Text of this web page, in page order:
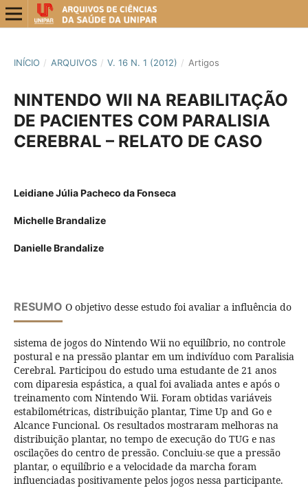
INÍCIO / ARQUIVOS / V. 16 N. 1 (2012) / Artigos
NINTENDO WII NA REABILITAÇÃO
DE PACIENTES COM PARALISIA
CEREBRAL – RELATO DE CASO
Leidiane Júlia Pacheco da Fonseca
Michelle Brandalize
Danielle Brandalize
RESUMO O objetivo desse estudo foi avaliar a influência do
sistema de jogos do Nintendo Wii no equilíbrio, no controle
postural e na pressão plantar em um indivíduo com Paralisia
Cerebral. Participou do estudo uma estudante de 21 anos
com diparesia espástica, a qual foi avaliada antes e após o
treinamento com Nintendo Wii. Foram obtidas variáveis
estabilométricas, distribuição plantar, Time Up and Go e
Alcance Funcional. Os resultados mostraram melhoras na
distribuição plantar, no tempo de execução do TUG e nas
oscilações do centro de pressão. Concluiu-se que a pressão
plantar, o equilíbrio e a velocidade da marcha foram
influenciadas positivamente pelos jogos nessa participante.